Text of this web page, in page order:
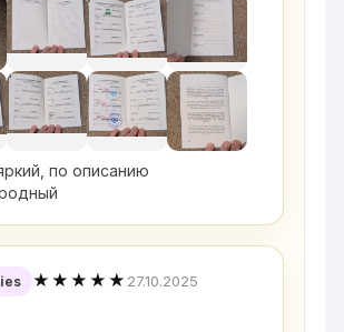
по описанию
★★★★★ 27.10.2025